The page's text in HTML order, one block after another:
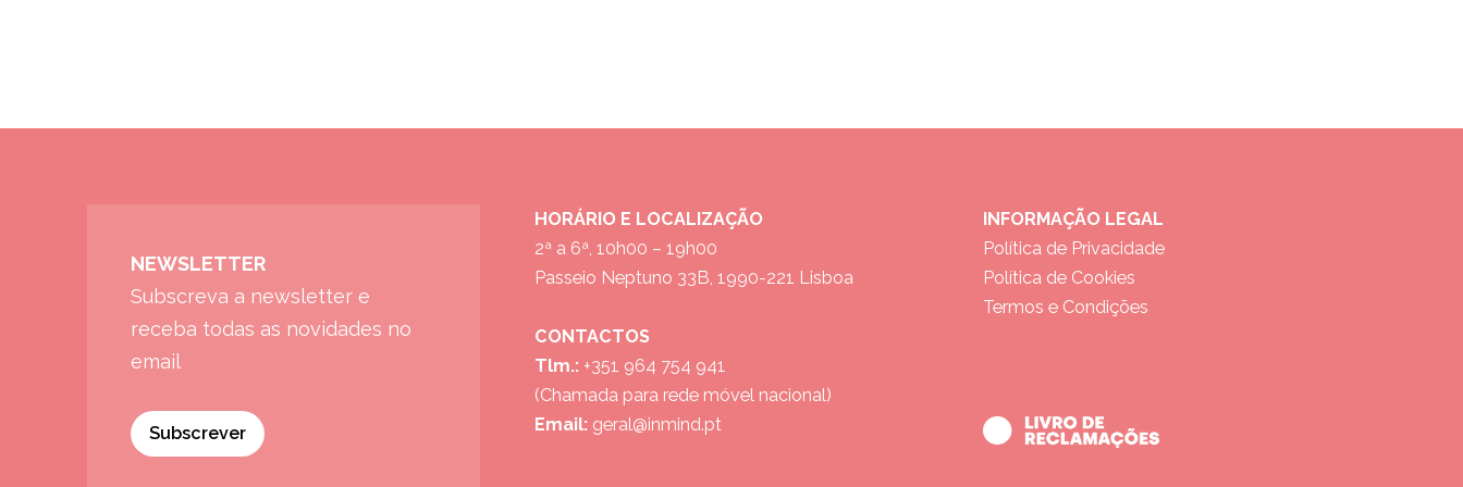
NEWSLETTER
Subscreva a newsletter e
receba todas as novidades no
email
Subscrever
HORÁRIO E LOCALIZAÇÃO
2ª a 6ª, 10h00 – 19h00
Passeio Neptuno 33B, 1990-221 Lisboa
CONTACTOS
Tlm.: +351 964 754 941
(Chamada para rede móvel nacional)
Email: geral@inmind.pt
INFORMAÇÃO LEGAL
Política de Privacidade
Política de Cookies
Termos e Condições